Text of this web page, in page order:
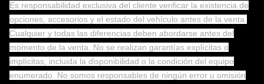
Es responsabilidad exclusiva del cliente verificar la existencia de
opciones, accesorios y el estado del vehículo antes de la venta.
Cualquier y todas las diferencias deben abordarse antes del
momento de la venta. No se realizan garantías explícitas o
implícitas, incluida la disponibilidad o la condición del equipo
enumerado. No somos responsables de ningún error u omisión